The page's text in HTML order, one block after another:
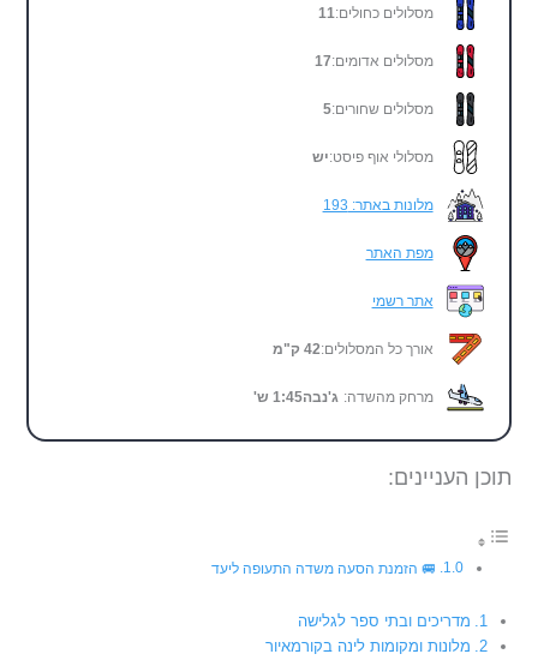
מלונות באתר: 193
מסלולים כחולים:11
מפת האתר
מסלולים אדומים:17
אתר רשמי
מסלולים שחורים:5
אורך כל המסלולים:42 ק"מ
מסלולי אוף פיסט:יש
מרחק מהשדה: ג'נבה1:45 ש'
תוכן העניינים:
🚐 הזמנת הסעה משדה התעופה ליעד
מדריכים ובתי ספר לגלישה
מלונות ומקומות לינה בקורמאיור